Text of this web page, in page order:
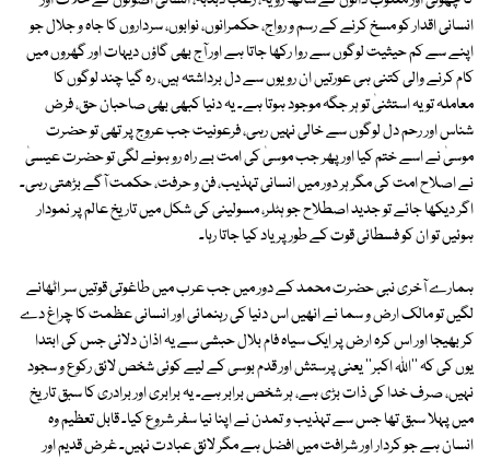
انسانی اقدار کو مسخ کرنے کے رسم و رواج، حکمرانوں، نوابوں، سرداروں کا جاہ و جلال جو
اپنے سے کم حیثیت لوگوں سے روا رکھا جاتا ہے اور آج بھی گاؤں دیہات اور گھروں میں
کام کرنے والی کتنی ہی عورتیں ان رویوں سے دل برداشتہ ہیں، رہ گیا چند لوگوں کا
معاملہ تو یہ استثنیٰ تو ہر جگہ موجود ہوتا ہے۔ یہ دنیا کبھی بھی صاحبان حق، فرض
شناس اور رحم دل لوگوں سے خالی نہیں رہی، فرعونیت جب عروج پر تھی تو حضرت
موسیٰ نے اسے ختم کیا اور پھر جب موسیٰ کی امت بے راہ رو ہونے لگی تو حضرت عیسیٰ
نے اصلاح امت کی مگر ہر دور میں انسانی تہذیب، فن و حرفت، حکمت آگے بڑھتی رہی۔
اگر دیکھا جائے تو جدید اصطلاح جو ہٹلر، مسولینی کی شکل میں تاریخ عالم پر نمودار
ہوئیں تو ان کو فسطائی قوت کے طور پر یاد کیا جاتا رہا۔
ہمارے آخری نبی حضرت محمد کے دور میں جب عرب میں طاغوتی قوتیں سر اٹھانے
لگیں تو مالک ارض و سما نے انھیں اس دنیا کی رہنمائی اور انسانی عظمت کا چراغ دے
کر بھیجا اور اس کرہ ارض پر ایک سیاہ فام بلال حبشی سے یہ اذان دلائی جس کی ابتدا
یوں کی کہ ''اﷲ اکبر'' یعنی پرستش اور قدم بوسی کے لیے کوئی شخص لائق رکوع و سجود
نہیں، صرف خدا کی ذات بڑی ہے، ہر شخص برابر ہے۔ یہ برابری اور برادری کا سبق تاریخ
میں پہلا سبق تھا جس سے تہذیب و تمدن نے اپنا نیا سفر شروع کیا۔ قابل تعظیم وہ
انسان ہے جو کردار اور شرافت میں افضل ہے مگر لائق عبادت نہیں۔ غرض قدیم اور